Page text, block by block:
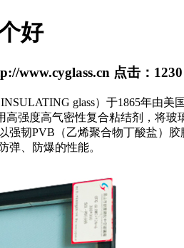
好
www.cyglass.cn 点击： 1230
INSULATING glass）于1865年由
高强度高气密性复合粘结剂，将
强韧PVB（乙烯聚合物丁酸盐）
弹、防爆的性能。